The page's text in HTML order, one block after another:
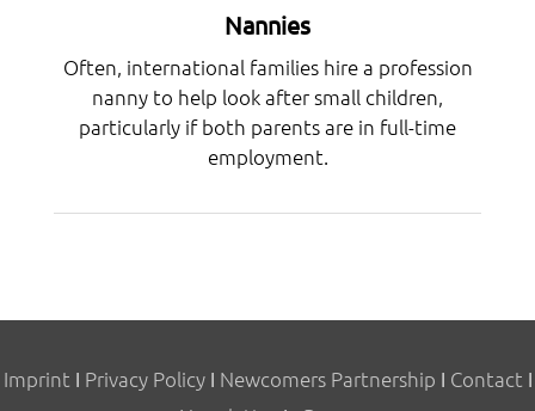
Nannies
Often, international families hire a profession
nanny to help look after small children,
particularly if both parents are in full-time
employment.
Imprint I Privacy PolicyI Newcomers Partnership I Contact I